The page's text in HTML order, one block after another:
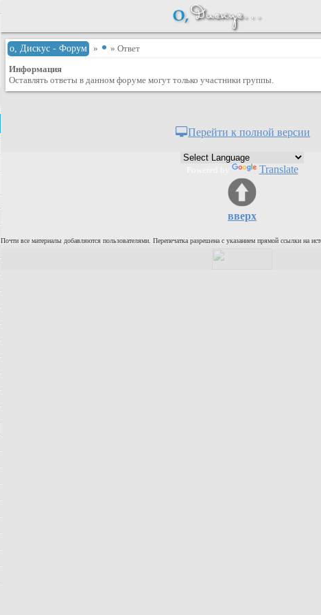
о, Дискус - Форум »
» Ответ
Информация
Оставлять ответы в данном форуме могут только участники группы.
Перейти к полной версии
Translate
вверх
Почти все материалы добавляются пользователями. Перепечатка разрешена с указанием прямой ссылки на